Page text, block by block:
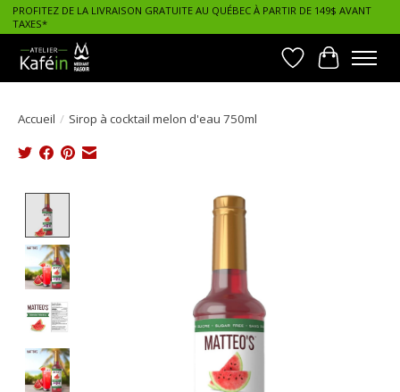
PROFITEZ DE LA LIVRAISON GRATUITE AU QUÉBEC À PARTIR DE 149$ AVANT
TAXES*
Liste dePanier
Accueil / Sirop à cocktail melon d'eau 750ml
Product image slideshow Items